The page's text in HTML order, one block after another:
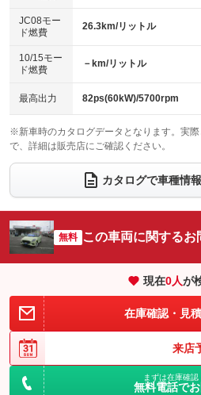
電動格納ミラー
：装備あり
：装備なし
パワーシート
ベンチシート
：装備なし
チップアップシート
：装備なし
：装備なし
ウォークスルー
：装備なし
電動リアゲート
：装備なし
サイドカメラ
：装備なし
：装備なし
JC08モー
ド燃費
26.3km/リットル
10/15モー
ド燃費
－km/リットル
最高出力 82ps(60kW)/5700rpm
※新車時のカタログデータとなります。実
で、詳細は販売店にご確認ください。
カタログで車種情
無料 この車両に関するお
現在0人が
在庫確認・見
来店
まずは在庫確
無料電話で